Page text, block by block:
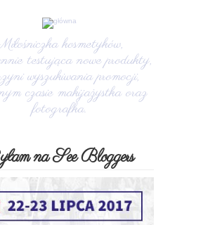
kosmetyków,
testująca nowe produkty,
wyszukiwania promocji,
czasie makijażystka oraz
fotografka.
na See Bloggers